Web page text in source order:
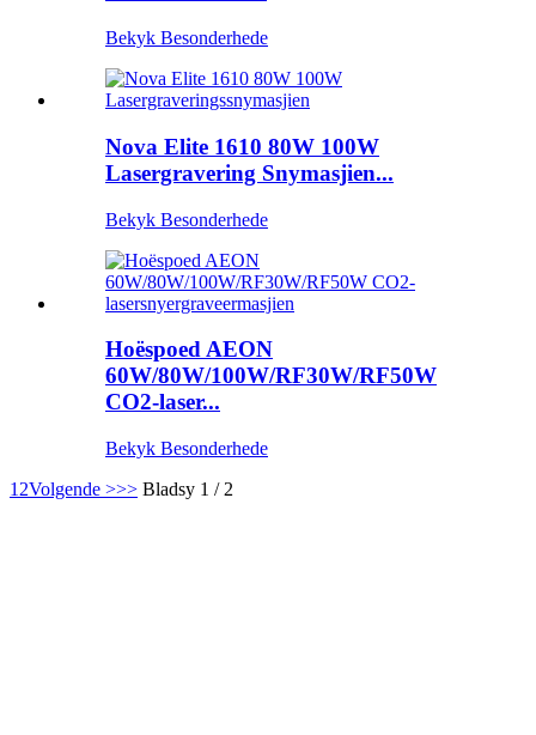
Bekyk Besonderhede
Nova Elite 1610 80W 100W
Lasergravering Snymasjien...
Bekyk Besonderhede
Hoëspoed AEON
60W/80W/100W/RF30W/RF50W
CO2-laser...
Bekyk Besonderhede
1 2Volgende >>> Bladsy 1 / 2